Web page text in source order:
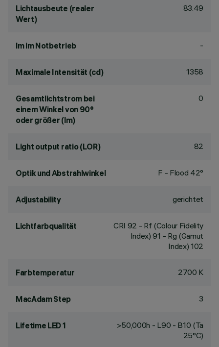
Lichtausbeute (realer
Wert)
83.49
lm im Notbetrieb -
Maximale Intensität (cd) 1358
Gesamtlichtstrom bei
einem Winkel von 90°
oder größer (lm)
0
Light output ratio (LOR) 82
Optik und Abstrahlwinkel F - Flood 42°
Adjustability gerichtet
Lichtfarbqualität CRI 92 - Rf (Colour Fidelity
Index) 91 - Rg (Gamut
Index) 102
Farbtemperatur 2700 K
MacAdam Step 3
Lifetime LED 1
>50,000h - L90 - B10 (Ta
25°C)